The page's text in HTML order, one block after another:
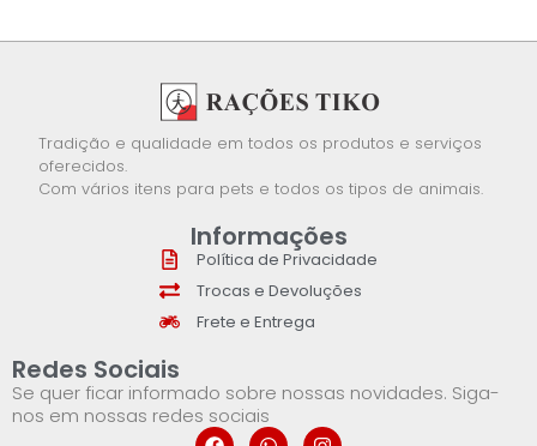
Tradição e qualidade em todos os produtos e serviços
oferecidos.
Com vários itens para pets e todos os tipos de animais.
Informações
Política de Privacidade
Trocas e Devoluções
Frete e Entrega
Redes Sociais
Se quer ficar informado sobre nossas novidades. Siga-
nos em nossas redes sociais